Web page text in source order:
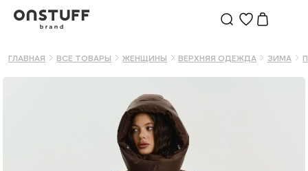
ГЛАВНАЯ ВСЕ ТОВАРЫ ЖЕНЩИНЫ ВЕРХНЯЯ ОДЕЖДА ЗИМА